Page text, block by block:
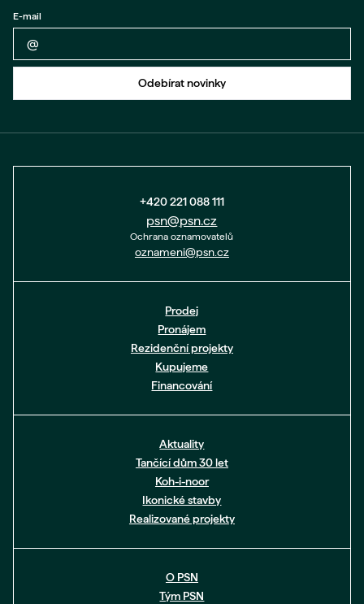
Zpět na formulář
E-mail
Odebírat novinky
+420 221 088 111
psn@psn.cz
Ochrana oznamovatelů
oznameni@psn.cz
Prodej
Pronájem
Rezidenční projekty
Kupujeme
Financování
Aktuality
Tančící dům 30 let
Koh-i-noor
Ikonické stavby
Realizované projekty
O PSN
Tým PSN